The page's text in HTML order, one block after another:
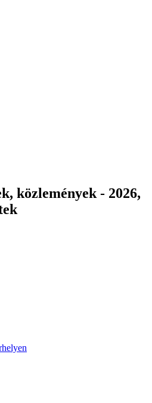
közlemények - 2026,